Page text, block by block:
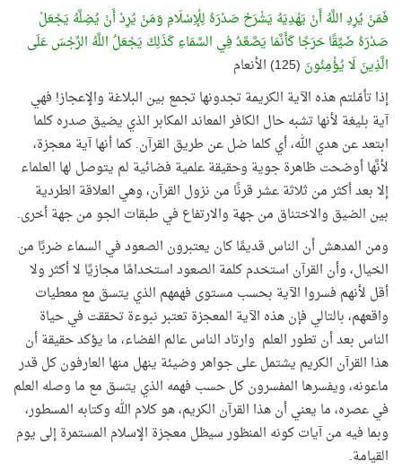
فَمَنْ يُرِدِ اللَّهُ أَنْ يَهْدِيَهُ يَشْرَحْ صَدْرَهُ لِلْإِسْلَامِ وَمَنْ يُرِدْ أَنْ يُضِلَّهُ يَجْعَلْ
صَدْرَهُ ضَيِّقًا حَرَجًا كَأَنَّمَا يَصَّعَّدُ فِي السَّمَاءِ كَذَلِكَ يَجْعَلُ اللَّهُ الرِّجْسَ عَلَى
الَّذِينَ لَا يُؤْمِنُونَ (125) الأنعام
إذا تأمّلتم هذه الآية الكريمة تجدونها تجمع بين البلاغة والإعجاز! فهي
آية بليغة لأنها تشبه حال الكافر المعاند المكابر الذي يضيق صدره كلما
ابتعد عن هدي الله، أي كلما ضل عن طريق القرآن. كما أنها آية معجزة،
لأنَّها أوضحت ظاهرة جوية وحقيقة علمية فضائية لم يتوصل لها العلماء
إلا بعد أكثر من ثلاثة عشر قرنًا من نزول القرآن، وهي العلاقة الطردية
بين الضيق والاختناق من جهة والارتفاع في طبقات الجو من جهة أخرى.
ومن المدهش أن الناس قديمًا كان يعتبرون الصعود في السماء ضربًا من
الخيال، وأن القرآن استخدم كلمة الصعود استخدامًا مجازيًا لا أكثر ولا
أقل لأنهم فسروا الآية بحسب مستوى فهمهم الذي يتسق مع معطيات
واقعهم، بالتالي فإن هذه الآية المعجزة تعتبر نبوءة تحققت في حياة
الناس بعد أن تطور العلم وارتاد الناس عالم الفضاء، ما يؤكد حقيقة أن
هذا القرآن الكريم يشتمل على جواهر وضيئة ينهل منها العارفون كل قدر
ماعونه، ويفسرها المفسرون كل حسب فهمه الذي يتسق مع ما وصله العلم
في عصره، ما يعني أن هذا القرآن الكريم، هو كلام الله وكتابه المسطور،
وبما فيه من آيات كونه المنظور سيظل معجزة الإسلام المستمرة إلى يوم
القيامة.